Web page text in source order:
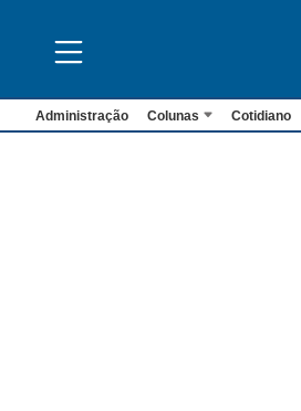
Administração Colunas Cotidiano